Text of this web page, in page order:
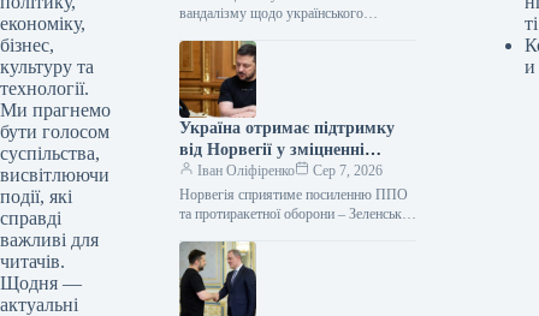
економіку,
бізнес,
культуру та
технології.
Ми прагнемо
бути голосом
суспільства,
висвітлюючи
події, які
справді
важливі для
читачів.
Щодня —
актуальні
вандалізму щодо українського
реакції влади Фото 06.08.2026 14:26
Укрінформ Посольство України…
Україна отримає підтримку
від Норвегії у зміцненні
протиповітряної оборони та
протиракетного захисту.
Іван Оліфіренко
Сер 7, 2026
Норвегія сприятиме посиленню ППО
та протиракетної оборони – Зеленський
виявила готовність допомогти Україні
з отриманням засобів…
ті
и